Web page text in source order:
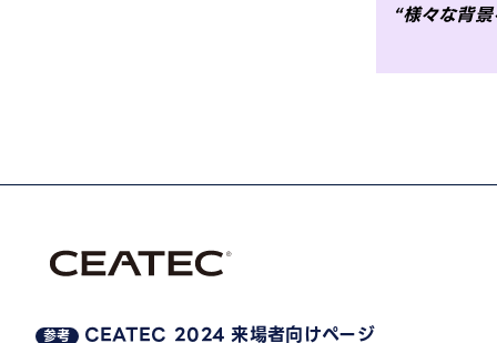
“様々な背
参考 CEATEC 2024 来場者向けページ